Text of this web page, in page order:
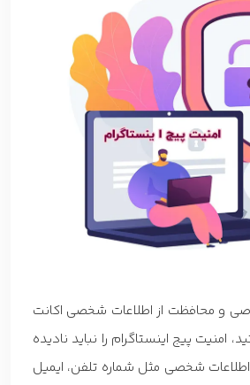
و محافظت از اطلاعات شخصی اکانت
امنیت پیج اینستاگرام را نباید نادیده
شخصی مثل شماره تلفن، ایمیل